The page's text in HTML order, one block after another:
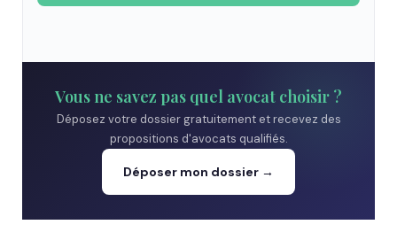
Vous ne savez pas quel avocat choisir ?
Déposez votre dossier gratuitement et recevez des
propositions d'avocats qualifiés.
Déposer mon dossier →